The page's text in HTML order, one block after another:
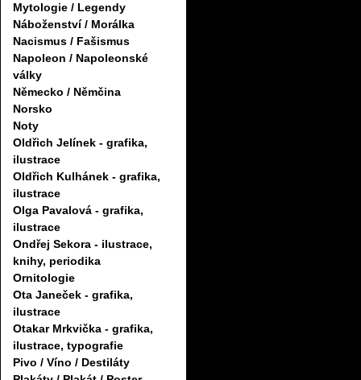
Mytologie / Legendy
Náboženství / Morálka
Nacismus / Fašismus
Napoleon / Napoleonské
války
Německo / Němčina
Norsko
Noty
Oldřich Jelínek - grafika,
ilustrace
Oldřich Kulhánek - grafika,
ilustrace
Olga Pavalová - grafika,
ilustrace
Ondřej Sekora - ilustrace,
knihy, periodika
Ornitologie
Ota Janeček - grafika,
ilustrace
Otakar Mrkvička - grafika,
ilustrace, typografie
Pivo / Víno / Destiláty